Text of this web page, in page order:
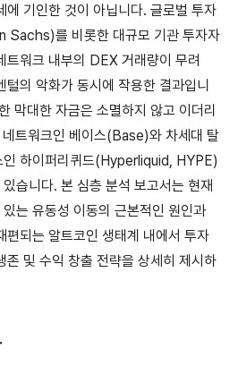
에 기인한 것이 아닙니다. 글로벌 투자
Sachs)를 비롯한 대규모 기관 투자자
트워크 내부의 DEX 거래량이 무려
의 악화가 동시에 작용한 결과입니
막대한 자금은 소멸하지 않고 이더리
트워크인 베이스(Base)와 차세대 탈
인 하이퍼리퀴드(Hyperliquid, HYPE)
습니다. 본 심층 분석 보고서는 현재
는 유동성 이동의 근본적인 원인과
편되는 알트코인 생태계 내에서 투자
존 및 수익 창출 전략을 상세히 제시하